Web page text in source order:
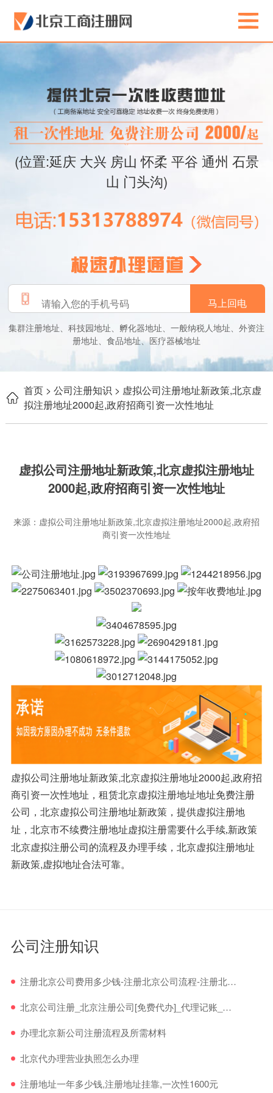
(位置:延庆 大兴 房山 怀柔 平谷 通州 石景
山 门头沟)
马上回电
集群注册地址、科技园地址、孵化器地址、一般纳税人地址、外资注
册地址、食品地址、医疗器械地址
首页 > 公司注册知识 > 虚拟公司注册地址新政策,北京虚
拟注册地址2000起,政府招商引资一次性地址
虚拟公司注册地址新政策,北京虚拟注册地址
2000起,政府招商引资一次性地址
来源：虚拟公司注册地址新政策,北京虚拟注册地址2000起,政府招
商引资一次性地址
虚拟公司注册地址新政策,北京虚拟注册地址2000起,政府招
商引资一次性地址，租赁北京虚拟注册地址地址免费注册
公司， 北京虚拟公司注册地址新政策，提供虚拟注册地
址，北京市不续费注册地址虚拟注册需要什么手续,新政策
北京虚拟注册公司的流程及办理手续，北京虚拟注册地址
新政策,虚拟地址合法可靠。
公司注册知识
注册北京公司费用多少钱-注册北京公司流程-注册北京公司免费
北京公司注册_北京注册公司[免费代办]_代理记账_北京公司注册流程与费用
办理北京新公司注册流程及所需材料
北京代办理营业执照怎么办理
注册地址一年多少钱,注册地址挂靠,一次性1600元